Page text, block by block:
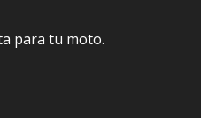
para tu moto.